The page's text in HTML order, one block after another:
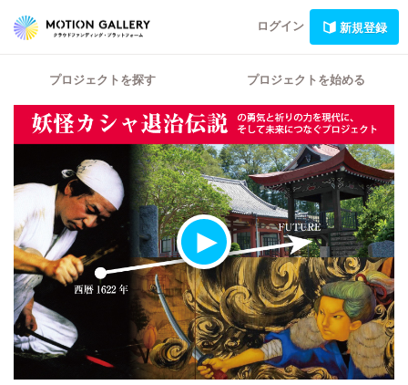
ログイン 新規登録
プロジェクトを探す プロジェクトを始める